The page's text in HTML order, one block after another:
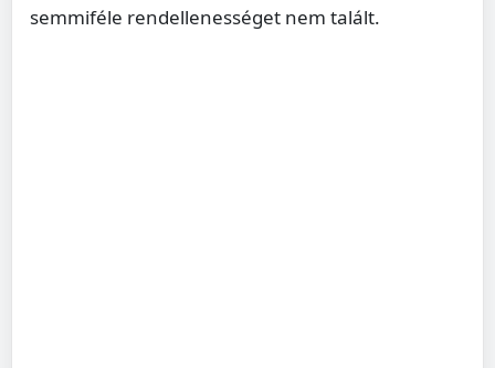
semmiféle rendellenességet nem talált.